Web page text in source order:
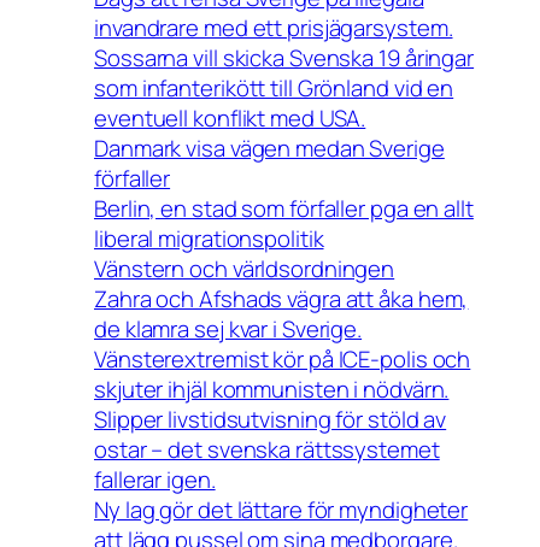
invandrare med ett prisjägarsystem.
Sossarna vill skicka Svenska 19 åringar
som infanterikött till Grönland vid en
eventuell konflikt med USA.
Danmark visa vägen medan Sverige
förfaller
Berlin, en stad som förfaller pga en allt
liberal migrationspolitik
Vänstern och världsordningen
Zahra och Afshads vägra att åka hem,
de klamra sej kvar i Sverige.
Vänsterextremist kör på ICE-polis och
skjuter ihjäl kommunisten i nödvärn.
Slipper livstidsutvisning för stöld av
ostar – det svenska rättssystemet
fallerar igen.
Ny lag gör det lättare för myndigheter
att lägg pussel om sina medborgare.